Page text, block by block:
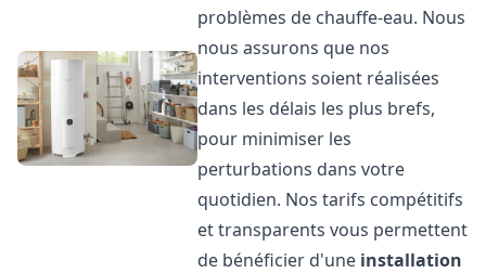
problèmes de chauffe-eau. Nous
nous assurons que nos
interventions soient réalisées
dans les délais les plus brefs,
pour minimiser les
perturbations dans votre
quotidien. Nos tarifs compétitifs
et transparents vous permettent
de bénéficier d'une installation